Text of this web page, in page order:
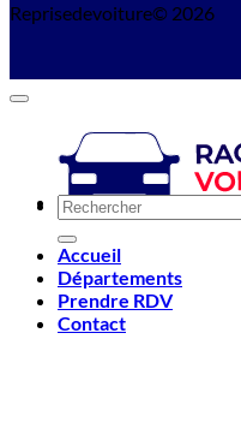
Reprisedevoiture© 2026
Accueil
Départements
Prendre RDV
Contact